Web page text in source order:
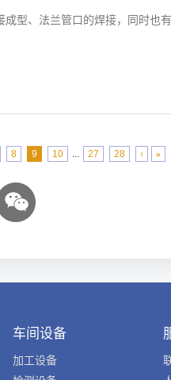
型、法兰管口的焊接，同时也
8 9 10 ... 27 28 › »
车间设备
加工设备